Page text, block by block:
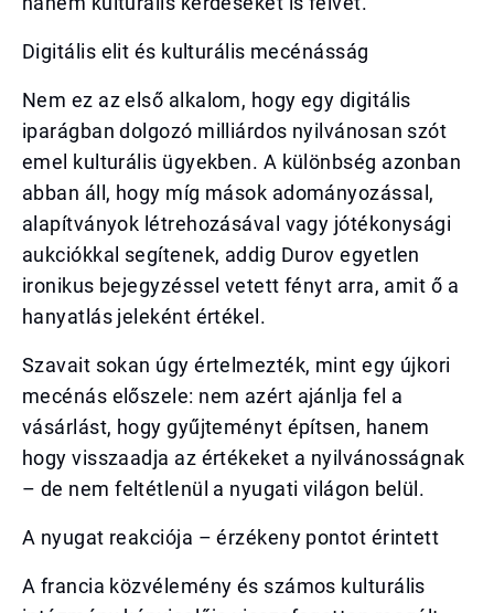
Digitális elit és kulturális mecénásság
Nem ez az első alkalom, hogy egy digitális
iparágban dolgozó milliárdos nyilvánosan szót
emel kulturális ügyekben. A különbség azonban
abban áll, hogy míg mások adományozással,
alapítványok létrehozásával vagy jótékonysági
aukciókkal segítenek, addig Durov egyetlen
ironikus bejegyzéssel vetett fényt arra, amit ő a
hanyatlás jeleként értékel.
Szavait sokan úgy értelmezték, mint egy újkori
mecénás előszele: nem azért ajánlja fel a
vásárlást, hogy gyűjteményt építsen, hanem
hogy visszaadja az értékeket a nyilvánosságnak
– de nem feltétlenül a nyugati világon belül.
A nyugat reakciója – érzékeny pontot érintett
A francia közvélemény és számos kulturális